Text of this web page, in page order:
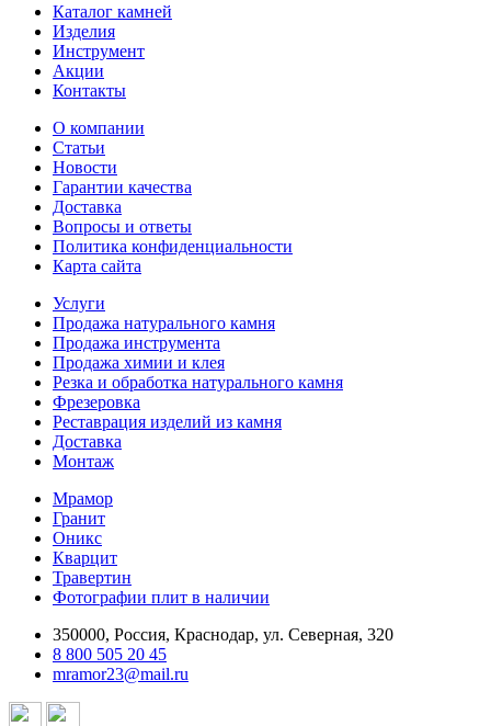
Каталог камней
Изделия
Инструмент
Акции
Контакты
О компании
Статьи
Новости
Гарантии качества
Доставка
Вопросы и ответы
Политика конфиденциальности
Карта сайта
Услуги
Продажа натурального камня
Продажа инструмента
Продажа химии и клея
Резка и обработка натурального камня
Фрезеровка
Реставрация изделий из камня
Доставка
Монтаж
Мрамор
Гранит
Оникс
Кварцит
Травертин
Фотографии плит в наличии
350000, Россия, Краснодар, ул. Северная, 320
8 800 505 20 45
mramor23@mail.ru